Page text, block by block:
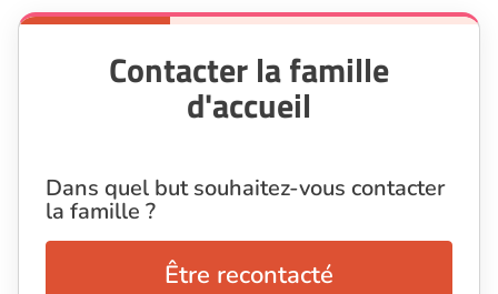
Contacter la famille
d'accueil
Dans quel but souhaitez-vous contacter
la famille ?
Être recontacté